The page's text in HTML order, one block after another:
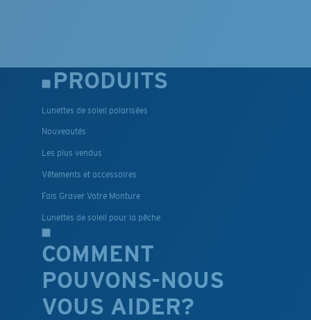
PRODUITS
Lunettes de soleil polarisées
Nouveautés
Les plus vendus
Vêtements et accessoires
Fais Graver Votre Monture
Lunettes de soleil pour la pêche
COMMENT
POUVONS-NOUS
VOUS AIDER?